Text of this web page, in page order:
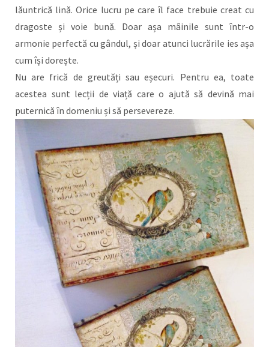
lăuntrică lină. Orice lucru pe care îl face trebuie creat cu
dragoste și voie bună. Doar așa mâinile sunt într-o
armonie perfectă cu gândul, și doar atunci lucrările ies așa
cum își dorește.
Nu are frică de greutăți sau eșecuri. Pentru ea, toate
acestea sunt lecții de viață care o ajută să devină mai
puternică în domeniu și să persevereze.